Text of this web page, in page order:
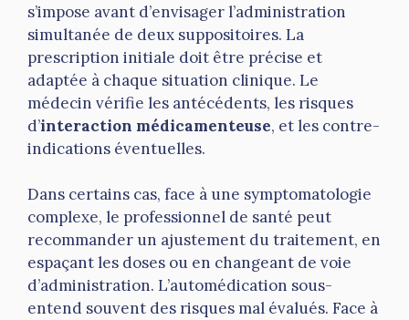
s’impose avant d’envisager l’administration
simultanée de deux suppositoires. La
prescription initiale doit être précise et
adaptée à chaque situation clinique. Le
médecin vérifie les antécédents, les risques
d’interaction médicamenteuse, et les contre-
indications éventuelles.
Dans certains cas, face à une symptomatologie
complexe, le professionnel de santé peut
recommander un ajustement du traitement, en
espaçant les doses ou en changeant de voie
d’administration. L’automédication sous-
entend souvent des risques mal évalués. Face à